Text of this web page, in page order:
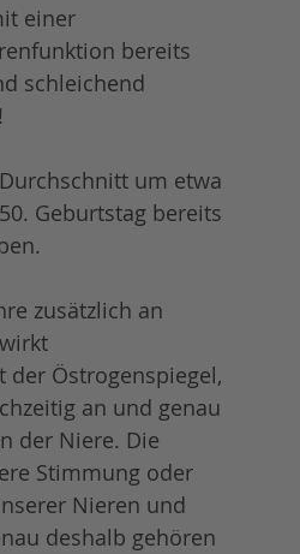
einer
bereits
schleichend
um etwa
Geburtstag bereits
zusätzlich an
Östrogenspiegel,
an und genau
der Niere. Die
Stimmung oder
Nieren und
deshalb gehören